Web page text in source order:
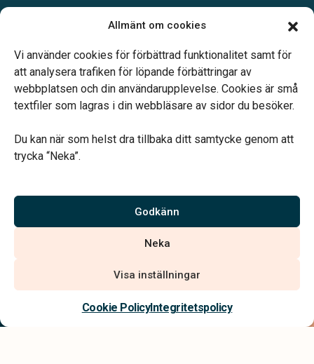
Allmänt om cookies
Vi använder cookies för förbättrad funktionalitet samt för
att analysera trafiken för löpande förbättringar av
webbplatsen och din användarupplevelse. Cookies är små
textfiler som lagras i din webbläsare av sidor du besöker.
Du kan när som helst dra tillbaka ditt samtycke genom att
trycka “Neka”.
Godkänn
Neka
Visa inställningar
Cookie PolicyIntegritetspolicy
Kontakta oss
Fredag endast bokade besök
Lunchstängt 12.00-13.00
Vi är auktoriserade av Sveriges Begravningsbyråers Förbund och
har högt ställda krav på utbildning, kvalitet, miljö och arbetsmiljö.